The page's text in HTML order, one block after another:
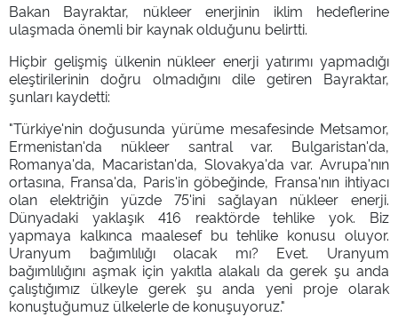
Bakan Bayraktar, nükleer enerjinin iklim hedeflerine
ulaşmada önemli bir kaynak olduğunu belirtti.
Hiçbir gelişmiş ülkenin nükleer enerji yatırımı yapmadığı
eleştirilerinin doğru olmadığını dile getiren Bayraktar,
şunları kaydetti:
"Türkiye'nin doğusunda yürüme mesafesinde Metsamor,
Ermenistan'da nükleer santral var. Bulgaristan'da,
Romanya'da, Macaristan'da, Slovakya'da var. Avrupa'nın
ortasına, Fransa'da, Paris'in göbeğinde, Fransa'nın ihtiyacı
olan elektriğin yüzde 75'ini sağlayan nükleer enerji.
Dünyadaki yaklaşık 416 reaktörde tehlike yok. Biz
yapmaya kalkınca maalesef bu tehlike konusu oluyor.
Uranyum bağımlılığı olacak mı? Evet. Uranyum
bağımlılığını aşmak için yakıtla alakalı da gerek şu anda
çalıştığımız ülkeyle gerek şu anda yeni proje olarak
konuştuğumuz ülkelerle de konuşuyoruz."